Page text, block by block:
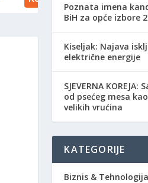
Poznata imena
BiH za opće izbore
Kiseljak: Najava
električne energije
SJEVERNA
od psećeg mesa
velikih vrućina
KATEGORIJE
Biznis & Tehnologija